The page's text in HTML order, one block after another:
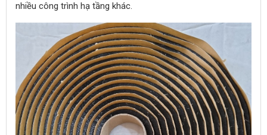
nhiều công trình hạ tầng khác.